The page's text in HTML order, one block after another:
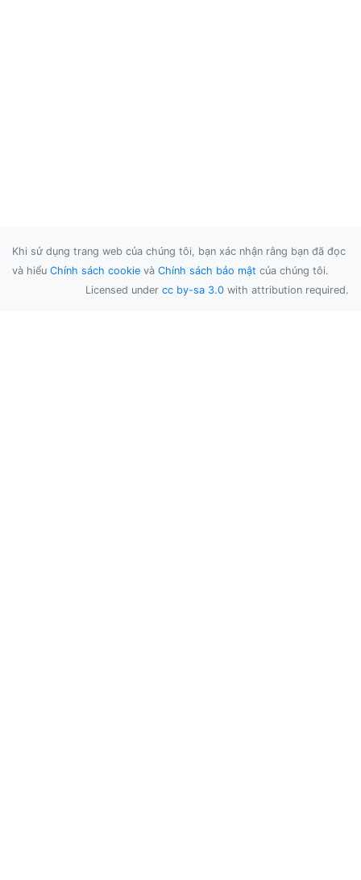
Khi sử dụng trang web của chúng tôi, bạn xác nhận rằng bạn đã đọc
và hiểu Chính sách cookie và Chính sách bảo mật của chúng tôi.
Licensed under cc by-sa 3.0 with attribution required.